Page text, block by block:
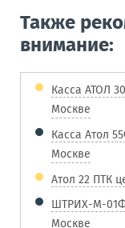
Также
внимание:
Касса АТОЛ
Москве
Касса Атол
Москве
Атол 22 ПТК
ШТРИХ-М-01Ф
Москве